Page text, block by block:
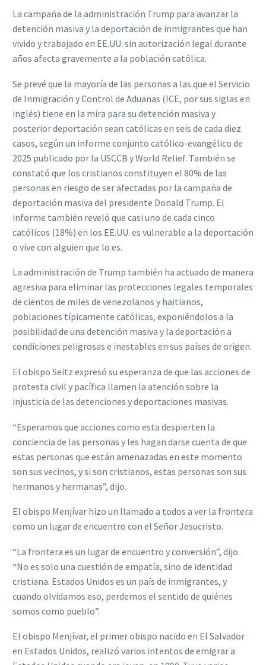
La campaña de la administración Trump para avanzar la
detención masiva y la deportación de inmigrantes que han
vivido y trabajado en EE.UU. sin autorización legal durante
años afecta gravemente a la población católica.
Se prevé que la mayoría de las personas a las que el Servicio
de Inmigración y Control de Aduanas (ICE, por sus siglas en
inglés) tiene en la mira para su detención masiva y
posterior deportación sean católicas en seis de cada diez
casos, según un informe conjunto católico-evangélico de
2025 publicado por la USCCB y World Relief. También se
constató que los cristianos constituyen el 80% de las
personas en riesgo de ser afectadas por la campaña de
deportación masiva del presidente Donald Trump. El
informe también reveló que casi uno de cada cinco
católicos (18%) en los EE.UU. es vulnerable a la deportación
o vive con alguien que lo es.
La administración de Trump también ha actuado de manera
agresiva para eliminar las protecciones legales temporales
de cientos de miles de venezolanos y haitianos,
poblaciones típicamente católicas, exponiéndolos a la
posibilidad de una detención masiva y la deportación a
condiciones peligrosas e inestables en sus países de origen.
El obispo Seitz expresó su esperanza de que las acciones de
protesta civil y pacífica llamen la atención sobre la
injusticia de las detenciones y deportaciones masivas.
“Esperamos que acciones como esta despierten la
conciencia de las personas y les hagan darse cuenta de que
estas personas que están amenazadas en este momento
son sus vecinos, y si son cristianos, estas personas son sus
hermanos y hermanas”, dijo.
El obispo Menjívar hizo un llamado a todos a ver la frontera
como un lugar de encuentro con el Señor Jesucristo.
“La frontera es un lugar de encuentro y conversión”, dijo.
“No es solo una cuestión de empatía, sino de identidad
cristiana. Estados Unidos es un país de inmigrantes, y
cuando olvidamos eso, perdemos el sentido de quiénes
somos como pueblo”.
El obispo Menjívar, el primer obispo nacido en El Salvador
en Estados Unidos, realizó varios intentos de emigrar a